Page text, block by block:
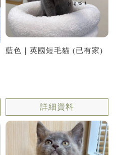
藍色｜英國短毛貓 (已有家)
詳細資料